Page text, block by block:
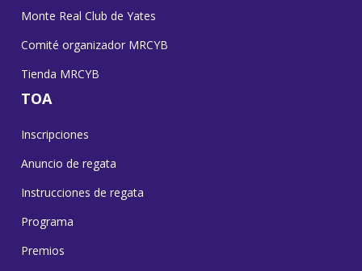
Monte Real Club de Yates
Comité organizador MRCYB
Tienda MRCYB
TOA
Inscripciones
Anuncio de regata
Instrucciones de regata
Programa
Premios